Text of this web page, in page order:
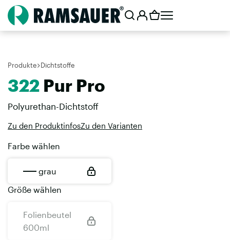
Produkte Dichtstoffe
322 Pur Pro
Polyurethan-Dichtstoff
Zu den ProduktinfosZu den Varianten
Farbe wählen
grau
Größe wählen
Folienbeutel
600ml